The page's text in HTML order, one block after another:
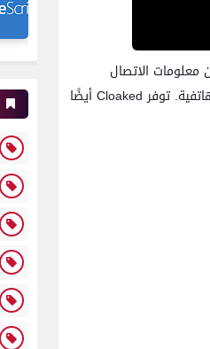
الاتصال
الحقيقية الخاصة بك. يمكنك استخدام هويات Cloaked للمواقع الإلكترونية والتطبيقات وحتى المكالمات الهاتفية. توفر Cloaked أيضًا